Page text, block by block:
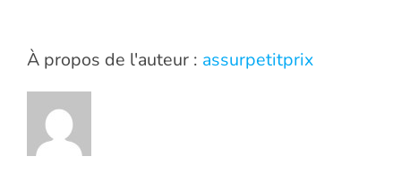
À propos de l'auteur : assurpetitprix